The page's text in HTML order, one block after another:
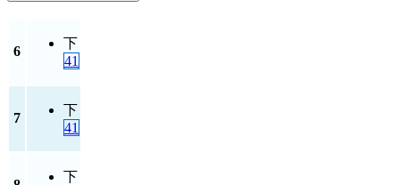
6
下
41
7
下
41
下